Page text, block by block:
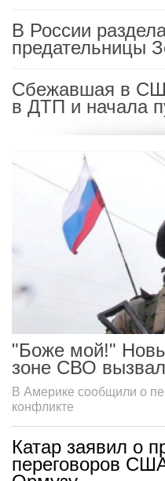
В России
предательницы
Сбежавшая в
в ДТП и начала
"Боже мой!"
зоне СВО
В Америке сообщили о
конфликте
Катар заявил о
переговоров